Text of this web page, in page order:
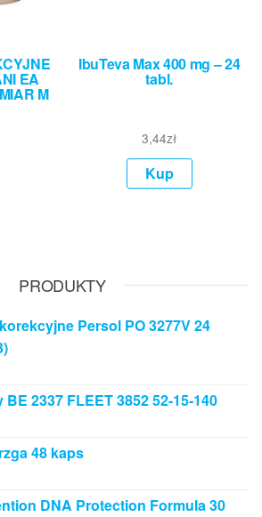
EA
M
IbuTeva Max 400 mg – 24
tabl.
3,44zł
Kup
PRODUKTY
Persol PO 3277V 24
2337 FLEET 3852 52-15-140
48 kaps
DNA Protection Formula 30